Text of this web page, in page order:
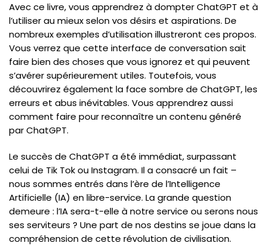
Avec ce livre, vous apprendrez à dompter ChatGPT et à
l’utiliser au mieux selon vos désirs et aspirations. De
nombreux exemples d’utilisation illustreront ces propos.
Vous verrez que cette interface de conversation sait
faire bien des choses que vous ignorez et qui peuvent
s’avérer supérieurement utiles. Toutefois, vous
découvrirez également la face sombre de ChatGPT, les
erreurs et abus inévitables. Vous apprendrez aussi
comment faire pour reconnaître un contenu généré
par ChatGPT.
Le succès de ChatGPT a été immédiat, surpassant
celui de Tik Tok ou Instagram. Il a consacré un fait –
nous sommes entrés dans l’ère de l’Intelligence
Artificielle (IA) en libre-service. La grande question
demeure : l’IA sera-t-elle à notre service ou serons nous
ses serviteurs ? Une part de nos destins se joue dans la
compréhension de cette révolution de civilisation.